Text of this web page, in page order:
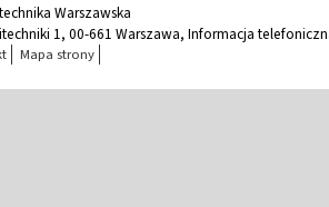
Warszawska
1, 00-661 Warszawa, Informacja
Mapa strony